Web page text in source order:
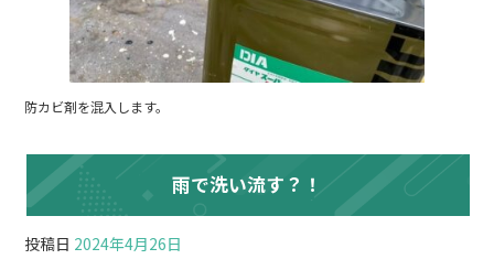
防カビ剤を混入します。
雨で洗い流す？！
投稿日 2024年4月26日